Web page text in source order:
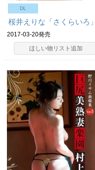
DL
桜井えりな「さくらいろ」
2017-03-20発売
ほしい物リスト追加